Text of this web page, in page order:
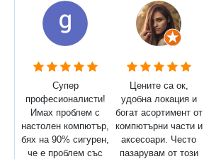
Супер
професионалисти!
Имах проблем с
настолен компютър,
бях на 90% сигурен,
че е проблем със
Цените са ок,
удобна локация и
богат асортимент от
компютърни части и
аксесоари. Често
пазарувам от този